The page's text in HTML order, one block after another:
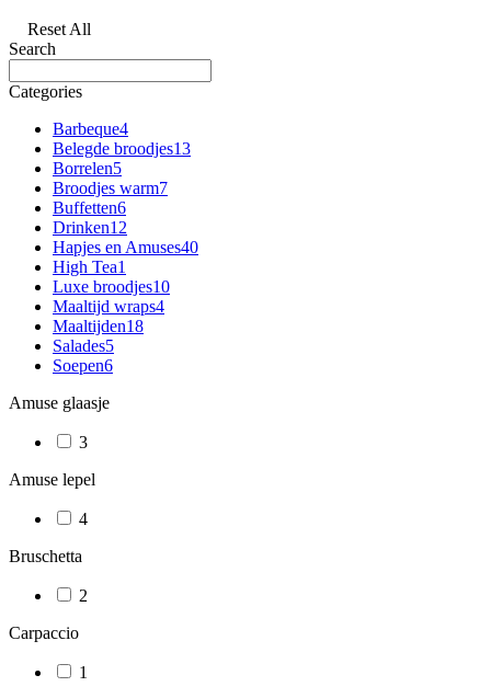
Reset All
Search
Categories
Barbeque4
Belegde broodjes13
Borrelen5
Broodjes warm7
Buffetten6
Drinken12
Hapjes en Amuses40
High Tea1
Luxe broodjes10
Maaltijd wraps4
Maaltijden18
Salades5
Soepen6
Amuse glaasje
3
Amuse lepel
4
Bruschetta
2
Carpaccio
1